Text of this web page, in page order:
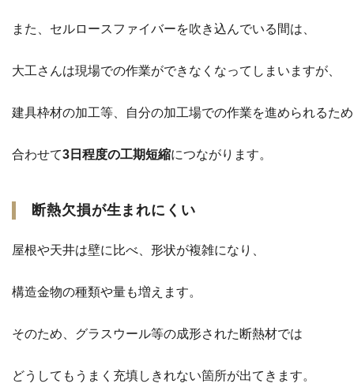
また、セルロースファイバーを吹き込んでいる間は、
大工さんは現場での作業ができなくなってしまいますが、
建具枠材の加工等、自分の加工場での作業を進められるた
合わせて3日程度の工期短縮につながります。
断熱欠損が生まれにくい
屋根や天井は壁に比べ、形状が複雑になり、
構造金物の種類や量も増えます。
そのため、グラスウール等の成形された断熱材では
どうしてもうまく充填しきれない箇所が出てきます。